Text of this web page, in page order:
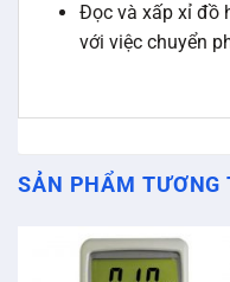
Đọc và xấp xỉ đồ
với việc chuyển
SẢN PHẨM TƯƠNG